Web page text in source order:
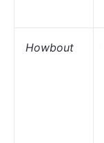
Howbout